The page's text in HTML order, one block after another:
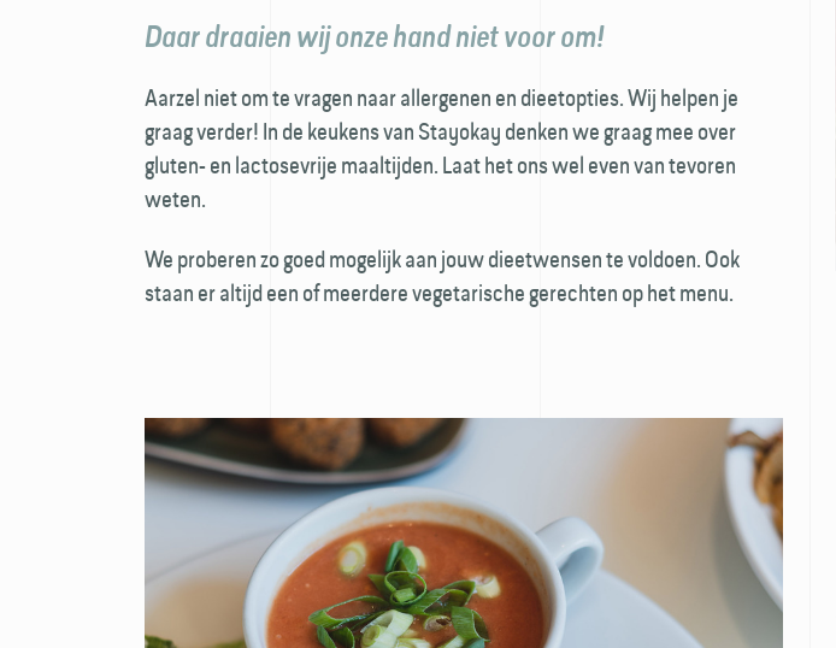
Daar draaien wij onze hand niet voor om!
Aarzel niet om te vragen naar allergenen en dieet­opties. Wij helpen je
graag verder! In de keukens van Stayokay denken we graag mee over
gluten- en lactose­vrije maaltijden. Laat het ons wel even van tevoren
weten.
We proberen zo goed mogelijk aan jouw dieet­wensen te voldoen. Ook
staan er altijd een of meerdere vegetarische gerechten op het menu.